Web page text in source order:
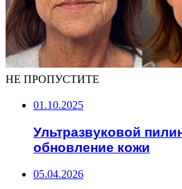
НЕ ПРОПУСТИТЕ
01.10.2025
Ультразвуковой
обновление кожи
05.04.2026